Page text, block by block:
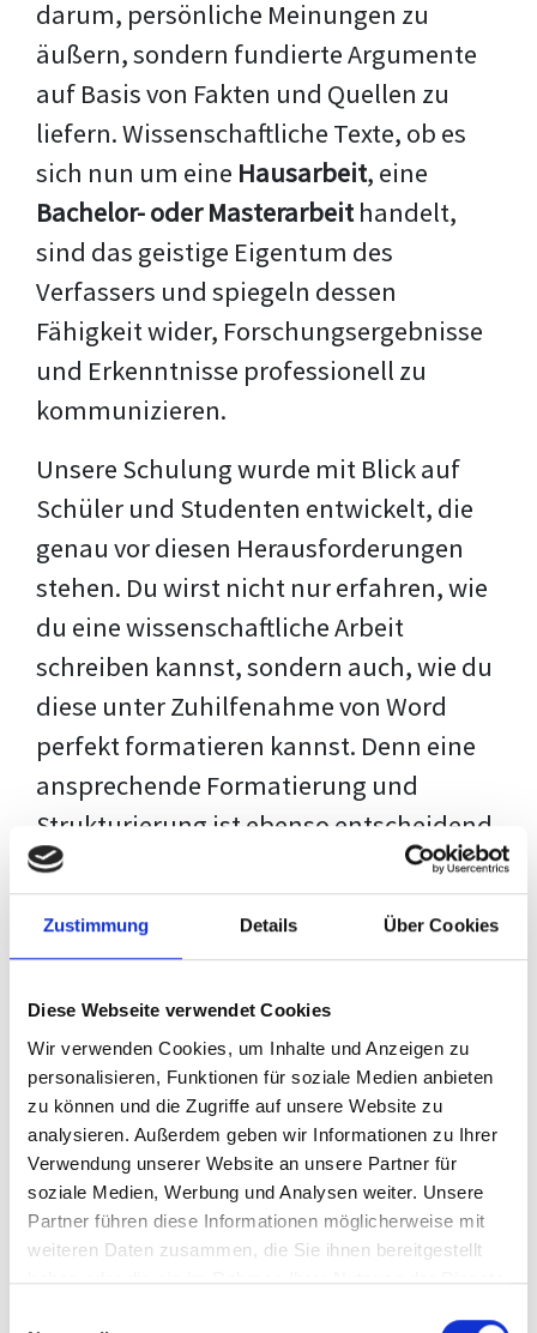
Zustimmung Details Über Cookies
Diese Webseite verwendet Cookies
Wir verwenden Cookies, um Inhalte und Anzeigen zu
personalisieren, Funktionen für soziale Medien anbieten
zu können und die Zugriffe auf unsere Website zu
analysieren. Außerdem geben wir Informationen zu Ihrer
Verwendung unserer Website an unsere Partner für
soziale Medien, Werbung und Analysen weiter. Unsere
Partner führen diese Informationen möglicherweise mit
weiteren Daten zusammen, die Sie ihnen bereitgestellt
haben oder die sie im Rahmen Ihrer Nutzung der Dienste
darum, persönliche Meinungen zu
äußern, sondern fundierte Argumente
auf Basis von Fakten und Quellen zu
liefern. Wissenschaftliche Texte, ob es
sich nun um eine Hausarbeit, eine
Bachelor- oder Masterarbeithandelt,
sind das geistige Eigentum des
Verfassers und spiegeln dessen
Fähigkeit wider, Forschungsergebnisse
und Erkenntnisse professionell zu
kommunizieren.
Unsere Schulung wurde mit Blick auf
Schüler und Studenten entwickelt, die
genau vor diesen Herausforderungen
stehen. Du wirst nicht nur erfahren, wie
du eine wissenschaftliche Arbeit
schreiben kannst, sondern auch, wie du
diese unter Zuhilfenahme von Word
perfekt formatieren kannst. Denn eine
ansprechende Formatierung und
Strukturierung ist ebenso entscheidend
wie der Inhalt selbst. Jeder Prüfer hat
eigene Erwartungen, und unsere
Schulung ist so konzipiert, dass sie dir
deiner individuellen Vorlage zeigt,
anstatt eine Einheitslösung zu bieten.
Der Prozess des wissenschaftlichen
Schreibens kann ohne das richtige
Wissen eine große Herausforderung
darstellen. Jedoch, ausgestattet mit
denTechniken und Strategiendieses
Kurses, wird die Formatierung deiner